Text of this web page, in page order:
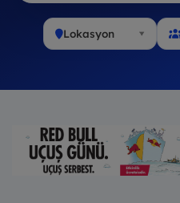
Lokasyon